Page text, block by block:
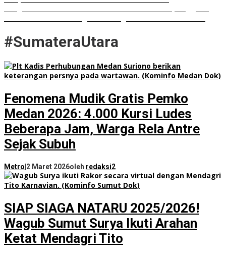
#SumateraUtara
Fenomena Mudik Gratis Pemko
Medan 2026: 4.000 Kursi Ludes
Beberapa Jam, Warga Rela Antre
Sejak Subuh
Metro 2 Maret 2026oleh redaksi2
SIAP SIAGA NATARU 2025/2026!
Wagub Sumut Surya Ikuti Arahan
Ketat Mendagri Tito